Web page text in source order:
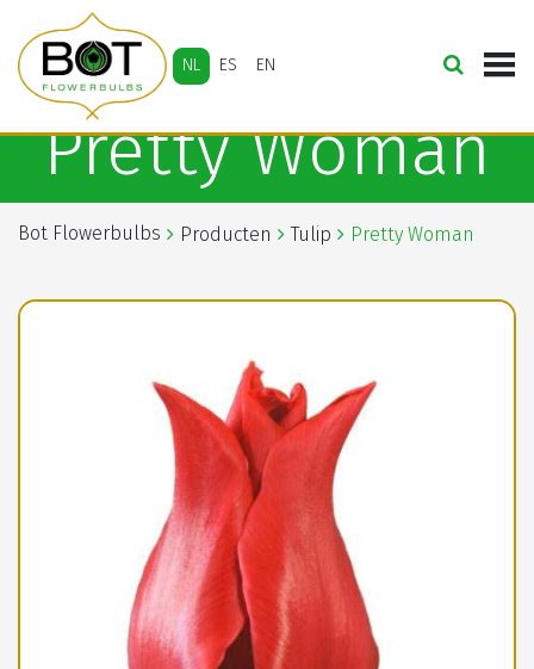
NL ES EN
Pretty Woman
Bot Flowerbulbs Producten Tulip Pretty Woman